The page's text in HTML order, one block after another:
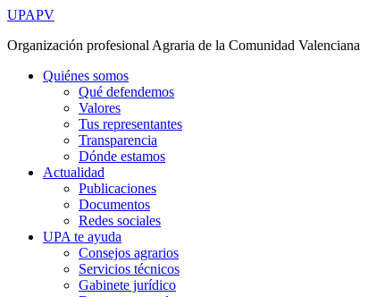
Ir
contenido
UPAPV
Organización profesional Agraria de la Comunidad Valenciana
Quiénes somos
Qué defendemos
Valores
Tus representantes
Transparencia
Dónde estamos
Actualidad
Publicaciones
Documentos
Redes sociales
UPA te ayuda
Consejos agrarios
Servicios técnicos
Gabinete jurídico